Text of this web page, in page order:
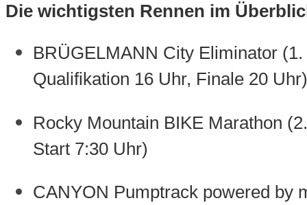
Die wichtigsten Rennen im
BRÜGELMANN City Eliminator (1.
Qualifikation 16 Uhr, Finale 20 Uhr)
Rocky Mountain BIKE Marathon
Start 7:30 Uhr)
CANYON Pumptrack powered by